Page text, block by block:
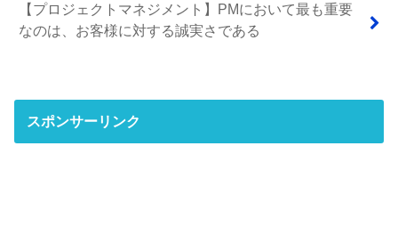
【プロジェクトマネジメント】PMにおいて最も重要
なのは、お客様に対する誠実さである
スポンサーリンク